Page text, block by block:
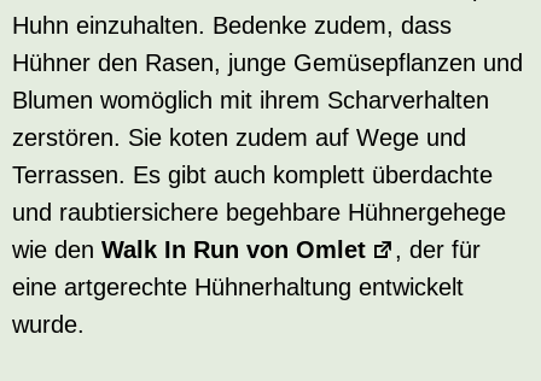
Huhn einzuhalten. Bedenke zudem, dass
Hühner den Rasen, junge Gemüsepflanzen und
Blumen womöglich mit ihrem Scharverhalten
zerstören. Sie koten zudem auf Wege und
Terrassen. Es gibt auch komplett überdachte
und raubtiersichere begehbare Hühnergehege
wie den Walk In Run von Omlet
, der für
eine artgerechte Hühnerhaltung entwickelt
wurde.